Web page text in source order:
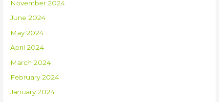
November 2024
June 2024
May 2024
April 2024
March 2024
February 2024
January 2024